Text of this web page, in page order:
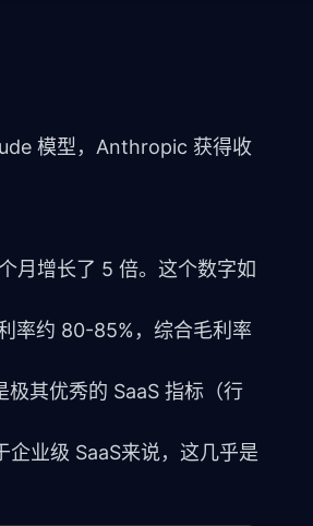
模型，Anthropic 获得收
月增长了 5 倍。这个数字如
率约 80-85%，综合毛利率
其优秀的 SaaS 指标（行
业级 SaaS来说，这几乎是